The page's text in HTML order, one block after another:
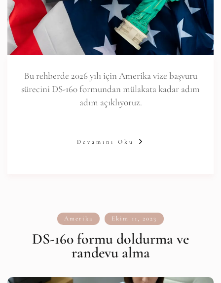
Bu rehberde 2026 yılı için Amerika vize başvuru
sürecini DS-160 formundan mülakata kadar adım
adım açıklıyoruz.
Devamını Oku
Amerika Ekim 11, 2023
DS-160 formu doldurma ve
randevu alma